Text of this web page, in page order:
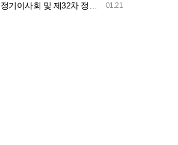
01.21
회 및 제32차 정기총회 합동회의] 개최 안내